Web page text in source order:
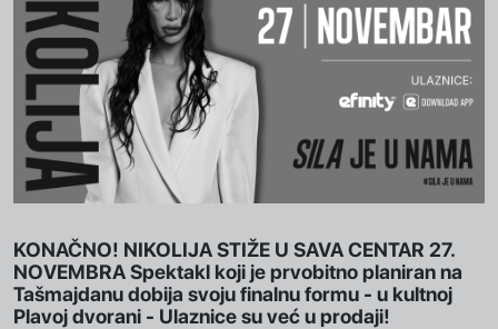
KONAČNO! NIKOLIJA STIŽE U SAVA CENTAR 27.
NOVEMBRA Spektakl koji je prvobitno planiran na
Tašmajdanu dobija svoju finalnu formu - u kultnoj
Plavoj dvorani - Ulaznice su već u prodaji!